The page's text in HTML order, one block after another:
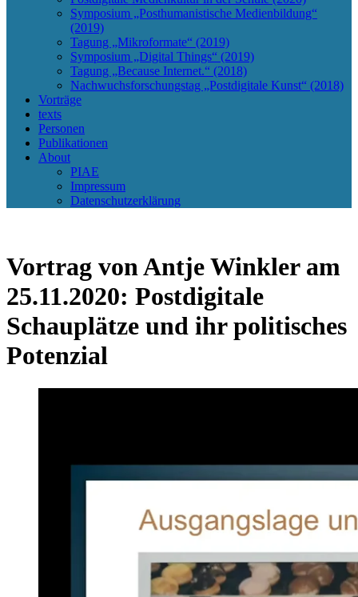
Symposium „Posthumanistische Medienbildung“
(2019)
Tagung „Mikroformate“ (2019)
Symposium „Digital Things“ (2019)
Tagung „Because Internet.“ (2018)
Nachwuchsforschungstag „Postdigitale Kunst“ (2018)
Vorträge
texts
Personen
Publikationen
About
PIAE
Impressum
Datenschutzerklärung
Vortrag von Antje Winkler am
25.11.2020: Postdigitale
Schauplätze und ihr politisches
Potenzial